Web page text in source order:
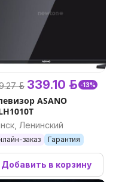
р. 339.10 р. -13%
ASANO
Ленинский
заказ Гарантия
Добавить в корзину